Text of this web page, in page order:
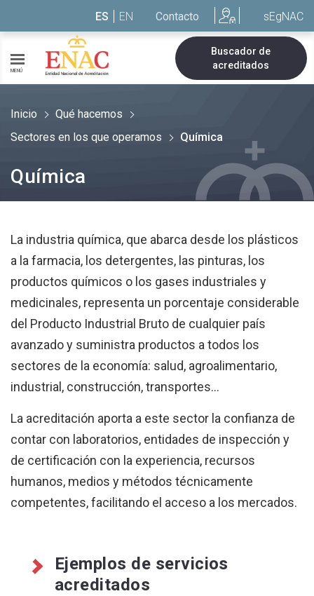
ES EN Contacto sEgNAC
MENÚ
Buscador de
acreditados
Inicio
Qué hacemos
Sectores en los que operamos
Química
Química
La industria química, que abarca desde los plásticos
a la farmacia, los detergentes, las pinturas, los
productos químicos o los gases industriales y
medicinales, representa un porcentaje considerable
del Producto Industrial Bruto de cualquier país
avanzado y suministra productos a todos los
sectores de la economía: salud, agroalimentario,
industrial, construcción, transportes...
La acreditación aporta a este sector la confianza de
contar con laboratorios, entidades de inspección y
de certificación con la experiencia, recursos
humanos, medios y métodos técnicamente
competentes, facilitando el acceso a los mercados.
Ejemplos de servicios
acreditados